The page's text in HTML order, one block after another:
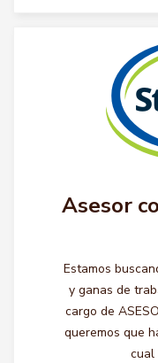
Asesor
Estamos
y ganas de
cargo de
queremos que
cual